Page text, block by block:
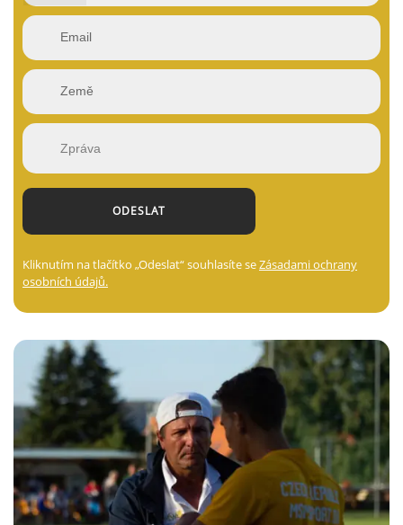
Kliknutím na tlačítko „Odeslat“ souhlasíte seZásadami ochrany
osobních údajů.